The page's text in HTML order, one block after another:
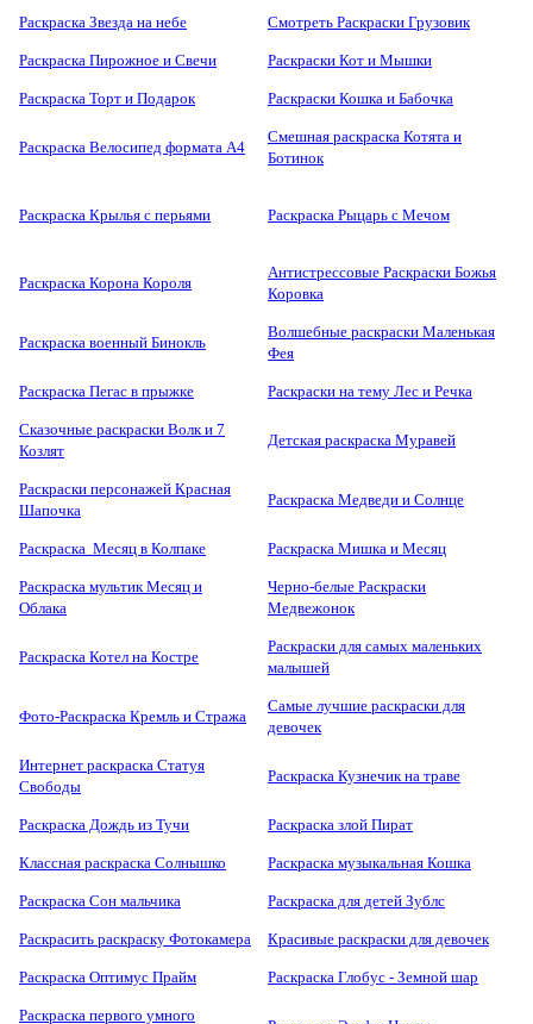
Раскраска Звезда на небе Смотреть Раскраски Грузовик
Раскраска Пирожное и Свечи Раскраски Кот и Мышки
Раскраска Торт и Подарок Раскраски Кошка и Бабочка
Раскраска Велосипед формата А4
Смешная раскраска Котята и
Ботинок
Раскраска Крылья с перьями Раскраска Рыцарь с Мечом
Раскраска Корона Короля
Антистрессовые Раскраски Божья
Коровка
Раскраска военный Бинокль
Волшебные раскраски Маленькая
Фея
Раскраска Пегас в прыжке Раскраски на тему Лес и Речка
Сказочные раскраски Волк и 7
Козлят
Детская раскраска Муравей
Раскраски персонажей Красная
Шапочка
Раскраска Медведи и Солнце
Раскраска Месяц в Колпаке Раскраска Мишка и Месяц
Раскраска мультик Месяц и
Облака
Черно-белые Раскраски
Медвежонок
Раскраска Котел на Костре
Раскраски для самых маленьких
малышей
Фото-Раскраска Кремль и Стража
Самые лучшие раскраски для
девочек
Интернет раскраска Статуя
Свободы
Раскраска Кузнечик на траве
Раскраска Дождь из Тучи Раскраска злой Пират
Классная раскраска Солнышко Раскраска музыкальная Кошка
Раскраска Сон мальчика Раскраска для детей Зублс
Раскрасить раскраску Фотокамера Красивые раскраски для девочек
Раскраска Оптимус Прайм Раскраска Глобус - Земной шар
Раскраска первого умного